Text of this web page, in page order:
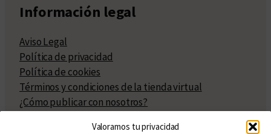
Valoramos tu privacidad
Información legal
Aviso Legal
Política de privacidad
Política de cookies
Términos y condiciones de la tienda virtual
¿Cómo publicar con nosotros?